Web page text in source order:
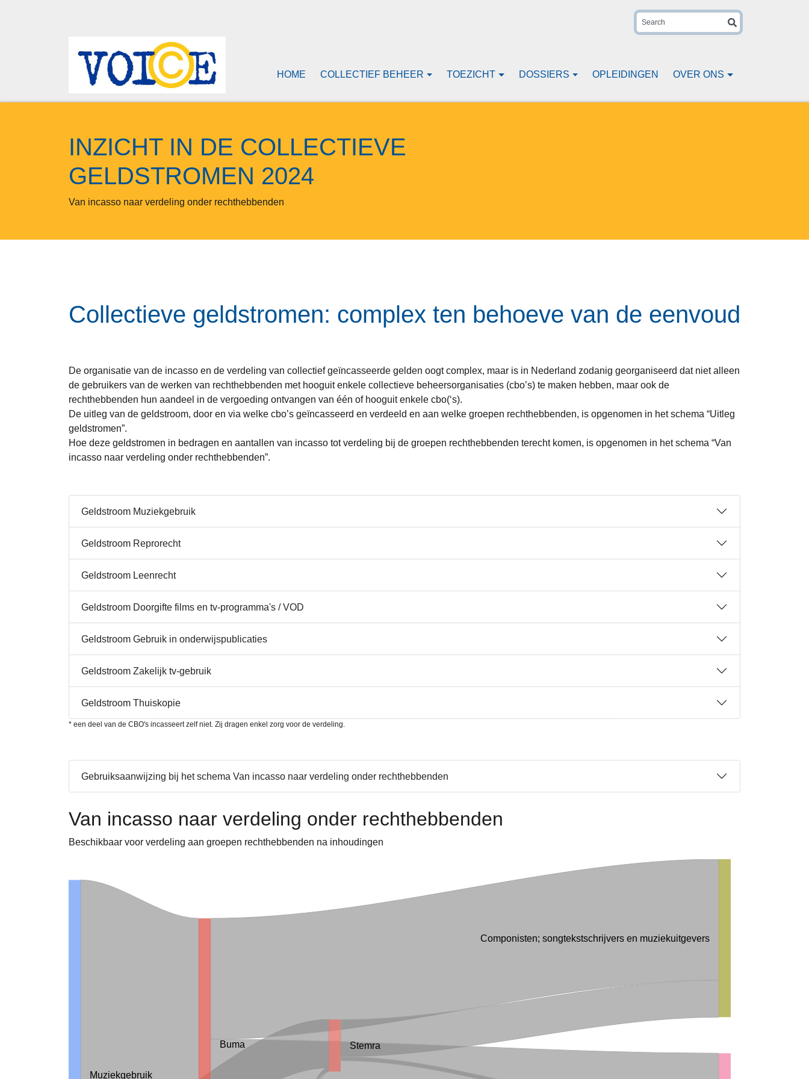
HOME COLLECTIEF BEHEER TOEZICHT DOSSIERS OPLEIDINGEN OVER ONS
INZICHT IN DE COLLECTIEVE
GELDSTROMEN 2024
Van incasso naar verdeling onder rechthebbenden
Collectieve geldstromen: complex ten behoeve van de eenvoud
De organisatie van de incasso en de verdeling van collectief geïncasseerde gelden oogt complex, maar is in Nederland zodanig georganiseerd dat niet alleen
de gebruikers van de werken van rechthebbenden met hooguit enkele collectieve beheersorganisaties (cbo’s) te maken hebben, maar ook de
rechthebbenden hun aandeel in de vergoeding ontvangen van één of hooguit enkele cbo(‘s).
De uitleg van de geldstroom, door en via welke cbo’s geïncasseerd en verdeeld en aan welke groepen rechthebbenden, is opgenomen in het schema “Uitleg
geldstromen”.
Hoe deze geldstromen in bedragen en aantallen van incasso tot verdeling bij de groepen rechthebbenden terecht komen, is opgenomen in het schema “Van
incasso naar verdeling onder rechthebbenden”.
Geldstroom Muziekgebruik
Geldstroom Reprorecht
Geldstroom Leenrecht
Geldstroom Doorgifte films en tv-programma's / VOD
Geldstroom Gebruik in onderwijspublicaties
Geldstroom Zakelijk tv-gebruik
Geldstroom Thuiskopie
* een deel van de CBO's incasseert zelf niet. Zij dragen enkel zorg voor de verdeling.
Gebruiksaanwijzing bij het schema Van incasso naar verdeling onder rechthebbenden
Van incasso naar verdeling onder rechthebbenden
Beschikbaar voor verdeling aan groepen rechthebbenden na inhoudingen
Muziekgebruik
Buma Stemra
Componisten; songtekstschrijvers en muziekuitgevers